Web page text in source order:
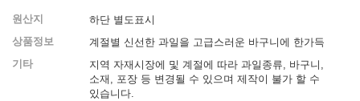
원산지
하단 별도표시
상품정보
계절별 신선한 과일을 고급스러운 바구니에 한가득
기타
지역 자재시장에 및 계절에 따라 과일종류, 바구니,
소재, 포장 등 변경될 수 있으며 제작이 불가 할 수
있습니다.